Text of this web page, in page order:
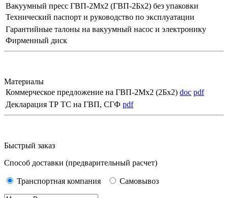
Вакуумный пресс ГВП-2Мх2 (ГВП-2Бх2) без упаковки
Технический паспорт и руководство по эксплуатации
Гарантийные талоны на вакуумный насос и электронику
Фирменный диск
Материалы
Коммерческое предложение на ГВП-2Мx2 (2Бx2) doc pdf
Декларация ТР ТС на ГВП, СГФ pdf
Быстрый заказ
Способ доставки (предварительный расчет)
Транспортная компания Самовывоз